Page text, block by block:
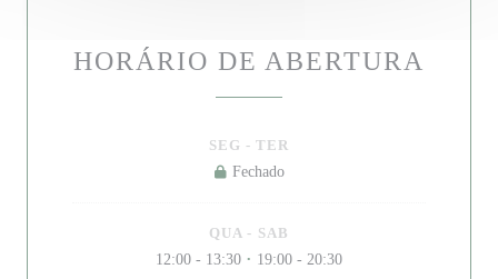
HORÁRIO DE ABERTURA
SEG -TER
Fechado
QUA - SAB
12:00 - 13:30 • 19:00 - 20:30